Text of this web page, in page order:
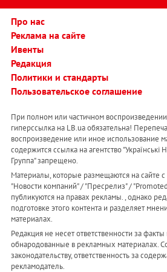
Про нас
Реклама на сайте
Ивенты
Редакция
Политики и стандарты
Пользовательское соглашение
При полном или частичном
гиперссылка на LB.ua обязательна!
воспроизведение или иное использование
содержится ссылка на агентство "Українськi
Группа" запрещено.
Материалы, которые размещаются на сайте
"Новости компаний" / "Пресрелиз" /
публикуются на правах рекламы. , однако
подготовке этого контента и разделяет
материалах.
Редакция не несет ответственности за
обнародованные в рекламных материалах.
законодательству, ответственность за
рекламодатель.